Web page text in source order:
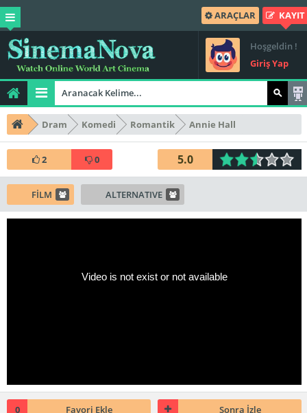
ARAÇLAR KAYIT
Hoşgeldin !
Giriş Yap
Dram Komedi Romantik Annie Hall
2 0 5.0
FİLM ALTERNATIVE
0 Favori Ekle Sonra İzle